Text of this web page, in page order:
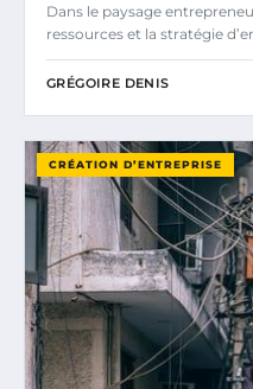
Dans le paysage
ressources et la stratégie
GRÉGOIRE DENIS
CRÉATION D’ENTREPRISE